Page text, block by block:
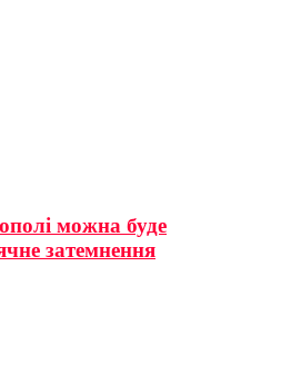
можна буде
затемнення